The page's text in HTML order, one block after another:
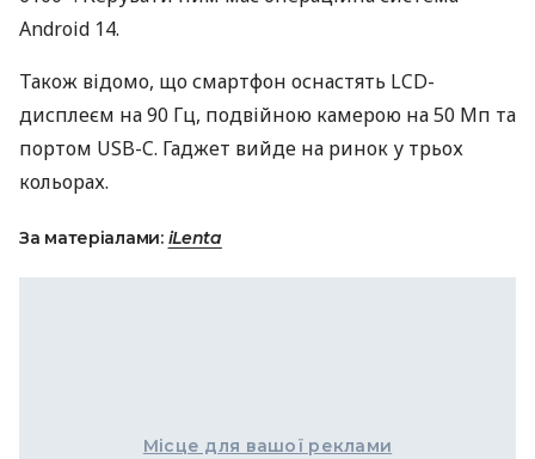
Android 14.
Також відомо, що смартфон оснастять LCD-
дисплеєм на 90 Гц, подвійною камерою на 50 Мп та
портом USB-C. Гаджет вийде на ринок у трьох
кольорах.
За матеріалами: iLenta
Місце для вашої реклами